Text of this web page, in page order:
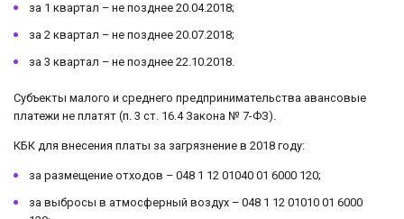
за 1 квартал – не позднее 20.04.2018;
за 2 квартал – не позднее 20.07.2018;
за 3 квартал – не позднее 22.10.2018.
Субъекты малого и среднего предпринимательства авансовые
платежи не платят (п. 3 ст. 16.4 Закона № 7-ФЗ).
КБК для внесения платы за загрязнение в 2018 году:
за размещение отходов – 048 1 12 01040 01 6000 120;
за выбросы в атмосферный воздух – 048 1 12 01010 01 6000